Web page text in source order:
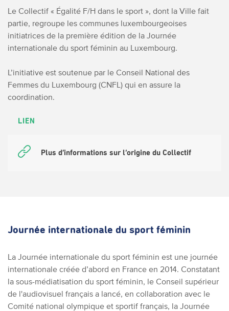
Le Collectif « Égalité F/H dans le sport », dont la Ville fait
partie, regroupe les communes luxembourgeoises
initiatrices de la première édition de la Journée
internationale du sport féminin au Luxembourg.
L’initiative est soutenue par le Conseil National des
Femmes du Luxembourg (CNFL) qui en assure la
coordination.
LIEN
Plus d’informations sur l’origine du Collectif
Journée internationale du sport féminin
La Journée internationale du sport féminin est une journée
internationale créée d’abord en France en 2014. Constatant
la sous-médiatisation du sport féminin, le Conseil supérieur
de l'audiovisuel français a lancé, en collaboration avec le
Comité national olympique et sportif français, la Journée